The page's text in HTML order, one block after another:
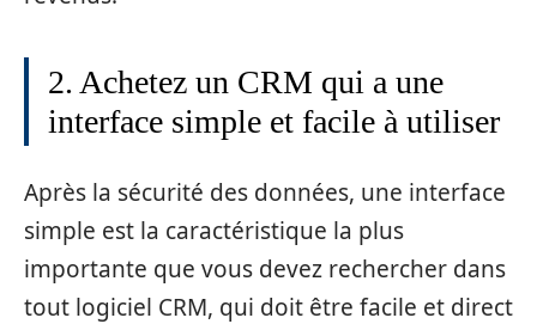
2. Achetez un CRM qui a une
interface simple et facile à utiliser
Après la sécurité des données, une interface
simple est la caractéristique la plus
importante que vous devez rechercher dans
tout logiciel CRM, qui doit être facile et direct